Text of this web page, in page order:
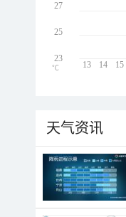
13 14 15
27
25
23
℃
天气资讯